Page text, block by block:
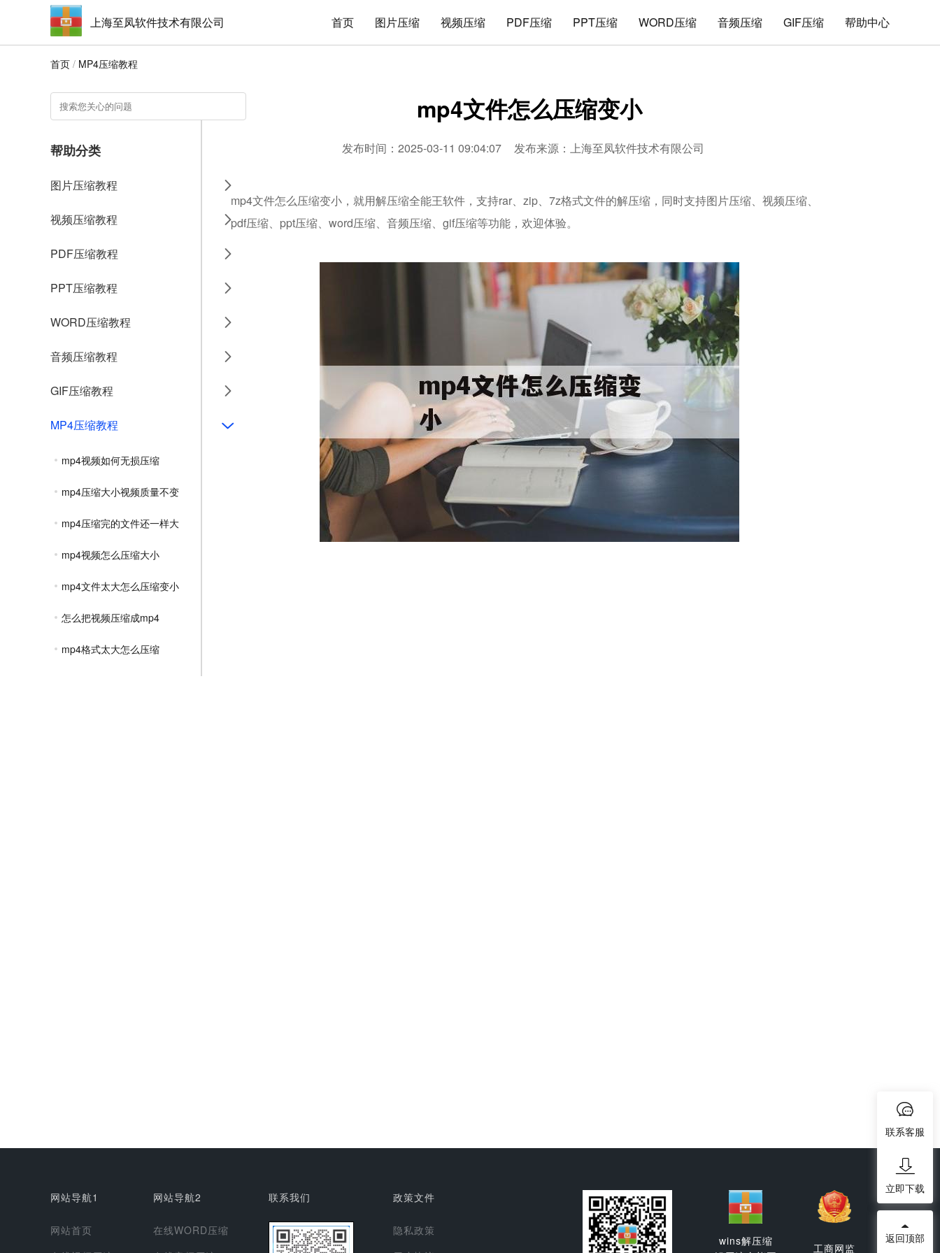
上海至凤软件技术有限公司 首页 图片压缩 视频压缩 PDF压缩 PPT压缩 WORD压缩 音频压缩 GIF压缩 帮助中心
首页 / MP4压缩教程
帮助分类
图片压缩教程
视频压缩教程
PDF压缩教程
PPT压缩教程
WORD压缩教程
音频压缩教程
GIF压缩教程
MP4压缩教程
mp4视频如何无损压缩
mp4压缩大小视频质量不变
mp4压缩完的文件还一样大
mp4视频怎么压缩大小
mp4文件太大怎么压缩变小
怎么把视频压缩成mp4
mp4格式太大怎么压缩
mp4文件怎么压缩变小
发布时间：2025-03-11 09:04:07 发布来源：上海至凤软件技术有限公司
mp4文件怎么压缩变小，就用解压缩全能王软件，支持rar、zip、7z格式文件的解压缩，同时支持图片压缩、视频压缩、
pdf压缩、ppt压缩、word压缩、音频压缩、gif压缩等功能，欢迎体验。
网站导航1
网站首页
网站导航2
在线WORD压缩
联系我们 政策文件
隐私政策
wins解压缩
工商网监
联系客服
立即下载
返回顶部